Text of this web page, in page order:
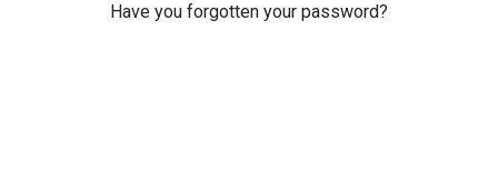
Have you forgotten your password?